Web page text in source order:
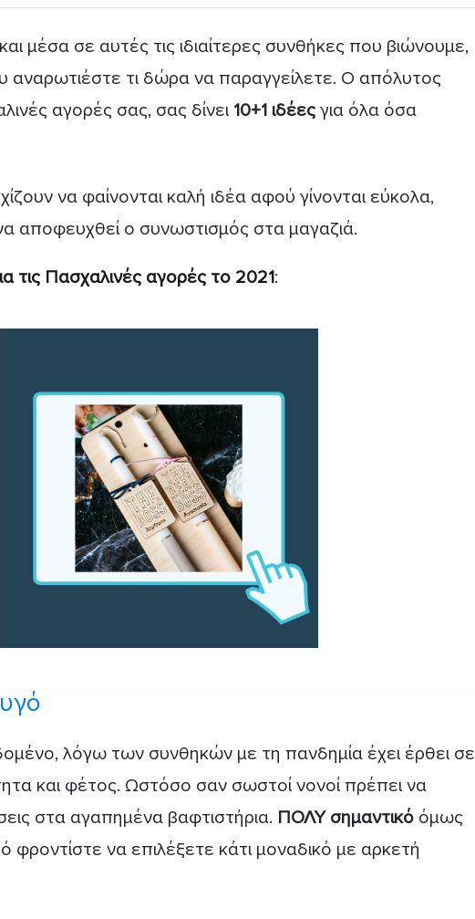
μέσα σε αυτές τις ιδιαίτερες συνθήκες που βιώνουμε,
τι δώρα να παραγγείλετε. Ο απόλυτος
αγορές σας, σας δίνει 10+1 ιδέες για όλα όσα
να φαίνονται καλή ιδέα αφού γίνονται εύκολα,
αποφευχθεί ο συνωστισμός στα μαγαζιά.
τις Πασχαλινές αγορές το 2021:
λόγω των συνθηκών με τη πανδημία έχει έρθει σε
και φέτος. Ωστόσο σαν σωστοί νονοί πρέπει να
στα αγαπημένα βαφτιστήρια. ΠΟΛΥ σημαντικό όμως
φροντίστε να επιλέξετε κάτι μοναδικό με αρκετή